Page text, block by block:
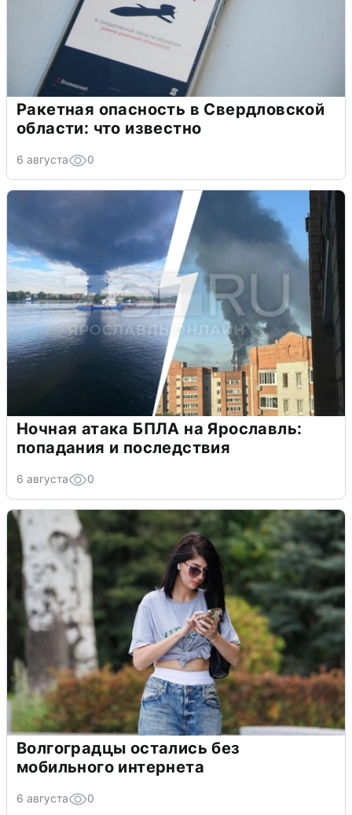
Ракетная опасность в Свердловской
области: что известно
6 августа 0
Ночная атака БПЛА на Ярославль:
попадания и последствия
6 августа 0
Волгоградцы остались без
мобильного интернета
6 августа 0